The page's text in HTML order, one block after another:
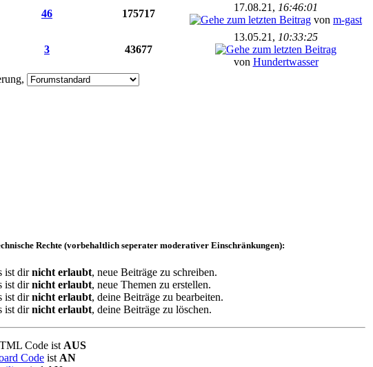
46 175717
17.08.21, 16:46:01
von m-gast
3 43677
13.05.21, 10:33:25
von Hundertwasser
Rechte (vorbehaltlich seperater moderativer Einschränkungen):
ist dirnicht erlaubt, neue Beiträge zu schreiben.
ist dirnicht erlaubt, neue Themen zu erstellen.
ist dirnicht erlaubt, deine Beiträge zu bearbeiten.
ist dirnicht erlaubt, deine Beiträge zu löschen.
Code ist AUS
Code ist AN